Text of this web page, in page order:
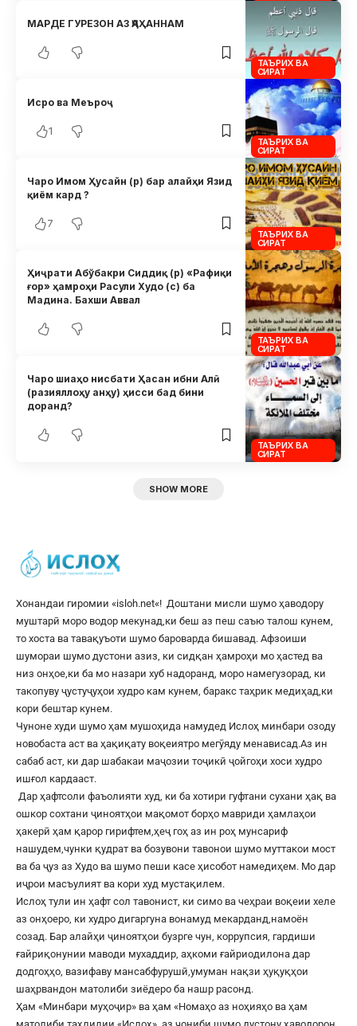
ТАЪРИХ ВА
СИРАТ
МАРДЕ ГУРЕЗОН АЗ ҶАҲАННАМ
ТАЪРИХ ВА
СИРАТ
Исро ва Меъроҷ
1
ТАЪРИХ ВА
СИРАТ
Чаро Имом Ҳусайн (р) бар алайҳи Язид
қиём кард ?
7
ТАЪРИХ ВА
СИРАТ
Ҳиҷрати Абўбакри Сиддиқ (р) «Рафиқи
ғор» ҳамроҳи Расули Худо (с) ба
Мадина. Бахши Аввал
ТАЪРИХ ВА
СИРАТ
Чаро шиаҳо нисбати Ҳасан ибни Алӣ
(разияллоҳу анҳу) ҳисси бад бини
доранд?
SHOW MORE
Хонандаи гиромии «isloh.net«! Доштани мисли шумо ҳаводору
муштарӣ моро водор мекунад,ки беш аз пеш саъю талош кунем,
то хоста ва тавақуъоти шумо бароварда бишавад. Афзоиши
шумораи шумо дустони азиз, ки сидқан ҳамроҳи мо ҳастед ва
низ онҳое,ки ба мо назари хуб надоранд, моро намегузорад, ки
такопуву ҷустуҷуҳои худро кам кунем, баракс таҳрик медиҳад,ки
кори бештар кунем.
Чуноне худи шумо ҳам мушоҳида намудед Ислоҳ минбари озоду
новобаста аст ва ҳақиқату воқеиятро мегӯяду менависад.Аз ин
сабаб аст, ки дар шабакаи маҷозии тоҷикӣ ҷойгоҳи хоси худро
ишғол кардааст.
Дар ҳафтсоли фаъолияти худ, ки ба хотири гуфтани сухани ҳақ ва
ошкор сохтани ҷиноятҳои мақомот борҳо мавриди ҳамлаҳои
ҳакерӣ ҳам қарор гирифтем,ҳеҷ гоҳ аз ин роҳ мунсариф
нашудем,чунки қудрат ва бозувони тавонои шумо муттакои мост
ва ба ҷуз аз Худо ва шумо пеши касе ҳисобот намедиҳем. Мо дар
иҷрои масъулият ва кори худ мустақилем.
Ислоҳ тули ин ҳафт сол тавонист, ки симо ва чеҳраи воқеии хеле
аз онҳоеро, ки худро дигаргуна вонамуд мекарданд,намоён
созад. Бар алайҳи ҷиноятҳои бузрге чун, коррупсия, гардиши
ғайриқонунии маводи мухаддир, аҳкоми ғайриодилона дар
додгоҳҳо, вазифаву мансабфурушӣ,умуман нақзи ҳуқуқҳои
шаҳрвандон матолиби зиёдеро ба нашр расонд.
Ҳам «Минбари муҳоҷир» ва ҳам «Номаҳо аз ноҳияҳо ва ҳам